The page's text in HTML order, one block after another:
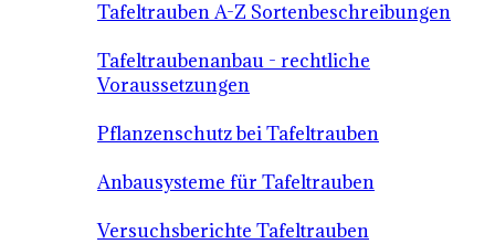
Tafeltrauben A-Z Sortenbeschreibungen
Tafeltraubenanbau - rechtliche
Voraussetzungen
Pflanzenschutz bei Tafeltrauben
Anbausysteme für Tafeltrauben
Versuchsberichte Tafeltrauben